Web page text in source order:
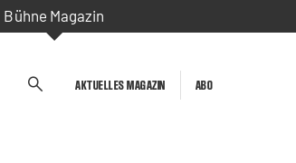
Bühne Magazin
AKTUELLES MAGAZIN ABO